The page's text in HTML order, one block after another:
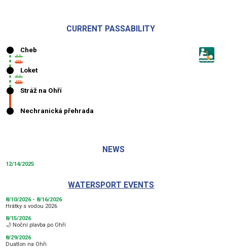
CURRENT PASSABILITY
NEWS
12/14/2025
WATERSPORT EVENTS
8/10/2026 - 8/16/2026
Hrátky s vodou 2026
8/15/2026
🌙 Noční plavba po Ohři
8/29/2026
Duatlon na Ohři